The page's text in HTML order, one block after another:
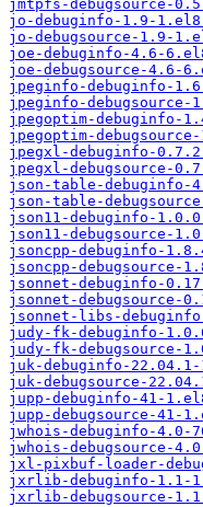
jmtpfs-debugsource-
jo-debuginfo-1.9-
jo-debugsource-1.9-
joe-debuginfo-4.6-
joe-debugsource-4.6-
jpeginfo-debuginfo-
jpeginfo-debugsource-
jpegoptim-debuginfo-
jpegoptim-
jpegxl-debuginfo-
jpegxl-debugsource-
json-table-debuginfo-
json-table-
json11-debuginfo-
json11-debugsource-
jsoncpp-debuginfo-
jsoncpp-debugsource-
jsonnet-debuginfo-
jsonnet-debugsource-
jsonnet-libs-
judy-fk-debuginfo-
judy-fk-debugsource-
juk-debuginfo-
juk-debugsource-
jupp-debuginfo-41-
jupp-debugsource-41-
jwhois-debuginfo-4.0-
jwhois-debugsource-
jxl-pixbuf-loader-
jxrlib-debuginfo-1.1-
jxrlib-debugsource-